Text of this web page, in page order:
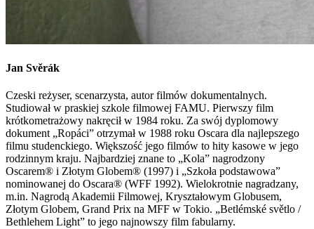
Jan Svěrák
Czeski reżyser, scenarzysta, autor filmów dokumentalnych.
Studiował w praskiej szkole filmowej FAMU. Pierwszy film
krótkometrażowy nakręcił w 1984 roku. Za swój dyplomowy
dokument „Ropáci” otrzymał w 1988 roku Oscara dla najlepszego
filmu studenckiego. Większość jego filmów to hity kasowe w jego
rodzinnym kraju. Najbardziej znane to „Kola” nagrodzony
Oscarem® i Złotym Globem® (1997) i „Szkoła podstawowa”
nominowanej do Oscara® (WFF 1992). Wielokrotnie nagradzany,
m.in. Nagrodą Akademii Filmowej, Kryształowym Globusem,
Złotym Globem, Grand Prix na MFF w Tokio. „Betlémské světlo /
Bethlehem Light” to jego najnowszy film fabularny.